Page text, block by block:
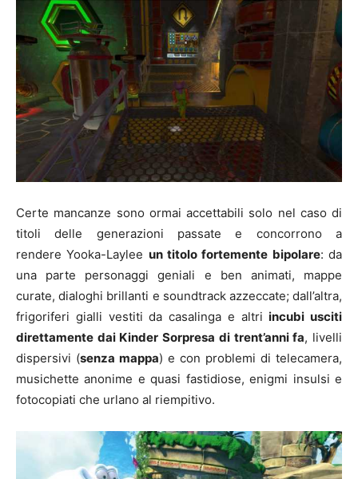
Certe mancanze sono ormai accettabili solo nel caso di
titoli delle generazioni passate e concorrono a
rendere Yooka-Laylee un titolo fortemente bipolare: da
una parte personaggi geniali e ben animati, mappe
curate, dialoghi brillanti e soundtrack azzeccate; dall’altra,
frigoriferi gialli vestiti da casalinga e altriincubi usciti
direttamente dai Kinder Sorpresa di trent’anni fa, livelli
dispersivi (senza mappa) e con problemi di telecamera,
musichette anonime e quasi fastidiose, enigmi insulsi e
fotocopiati che urlano al riempitivo.